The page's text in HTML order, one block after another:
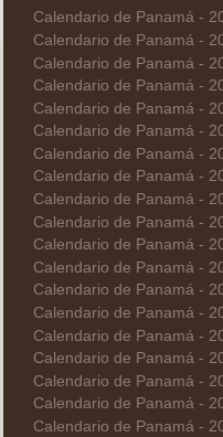
Calendario de Panamá -
Calendario de Panamá -
Calendario de Panamá -
Calendario de Panamá -
Calendario de Panamá -
Calendario de Panamá -
Calendario de Panamá -
Calendario de Panamá -
Calendario de Panamá -
Calendario de Panamá -
Calendario de Panamá -
Calendario de Panamá -
Calendario de Panamá -
Calendario de Panamá -
Calendario de Panamá -
Calendario de Panamá -
Calendario de Panamá -
Calendario de Panamá -
Calendario de Panamá -